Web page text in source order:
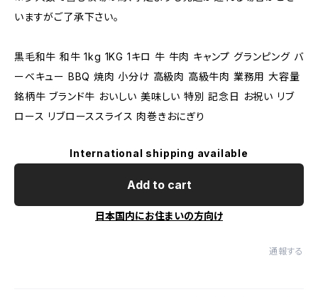
いますがご了承下さい。
黒毛和牛 和牛 1kg 1KG 1キロ 牛 牛肉 キャンプ グランピング バ
ーベキュー BBQ 焼肉 小分け 高級肉 高級牛肉 業務用 大容量
銘柄牛 ブランド牛 おいしい 美味しい 特別 記念日 お祝い リブ
ロース リブローススライス 肉巻きおにぎり
International shipping available
Add to cart
日本国内にお住まいの方向け
通報する